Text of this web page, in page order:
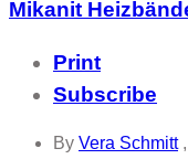
Mikanit
Print
Subscribe
By Vera Schmitt